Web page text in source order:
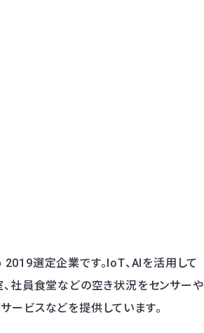
選定企業です。IoT、AIを活用して
、社員食堂などの空き状況をセンサーや
ービスなどを提供しています。